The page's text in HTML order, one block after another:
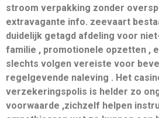
stroom verpakking zonder
extravagante info. zeevaart
duidelijk getagd afdeling voor
familie , promotionele opzetten ,
slechts volgen vereiste voor
regelgevende naleving . Het
verzekeringspolis is helder zo
voorwaarde ,zichzelf helpen